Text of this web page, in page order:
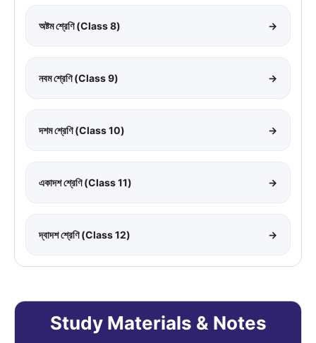
অষ্টম শ্রেণি (Class 8) →
নবম শ্রেণি (Class 9) →
দশম শ্রেণি (Class 10) →
একাদশ শ্রেণি (Class 11) →
দ্বাদশ শ্রেণি (Class 12) →
Study Materials & Notes